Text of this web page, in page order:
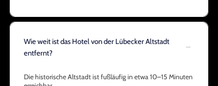
Wie weit ist das Hotel von der Lübecker Altstadt
entfernt?
Die historische Altstadt ist fußläufig in etwa 10–15 Minuten